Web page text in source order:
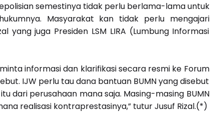
semestinya tidak perlu berlama-lama untuk
Masyarakat kan tidak perlu mengajari
yang juga Presiden LSM LIRA (Lumbung Informasi
informasi dan klarifikasi secara resmi ke Forum
IJW perlu tau dana bantuan BUMN yang disebut
dari perusahaan mana saja. Masing-masing BUMN
realisasi kontraprestasinya,” tutur Jusuf Rizal.(*)